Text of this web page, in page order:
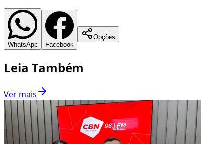
WhatsApp Facebook
Opções
Leia Também
Ver mais